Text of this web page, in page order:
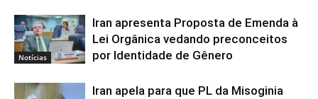
Notícias
Iran apresenta Proposta de Emenda à
Lei Orgânica vedando preconceitos
por Identidade de Gênero
Iran apela para que PL da Misoginia